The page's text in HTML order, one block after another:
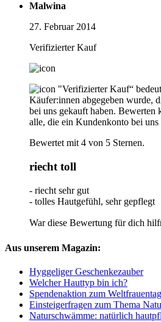
Malwina
27. Februar 2014
Verifizierter Kauf
"Verifizierter Kauf“
Käufer:innen abgegeben wurde,
bei uns gekauft haben. Bewerten
alle, die ein Kundenkonto bei uns
Bewertet mit 4 von 5 Sternen.
riecht toll
- riecht sehr gut
- tolles Hautgefühl, sehr gepflegt
War diese Bewertung für dich
Aus unserem Magazin:
Hyggeliger Geschenkezauber
Welcher Hauttyp bin ich?
Spendenaktion zum
Einsteigerfragen zum Thema
Naturschwämme: natürlich